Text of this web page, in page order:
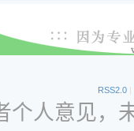
RSS2.0 |
个人意见，